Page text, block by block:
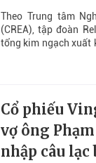
Theo Trung tâm
(CREA), tập đoàn
tổng kim ngạch xuất
Cổ phiếu
vợ ông
nhập câu